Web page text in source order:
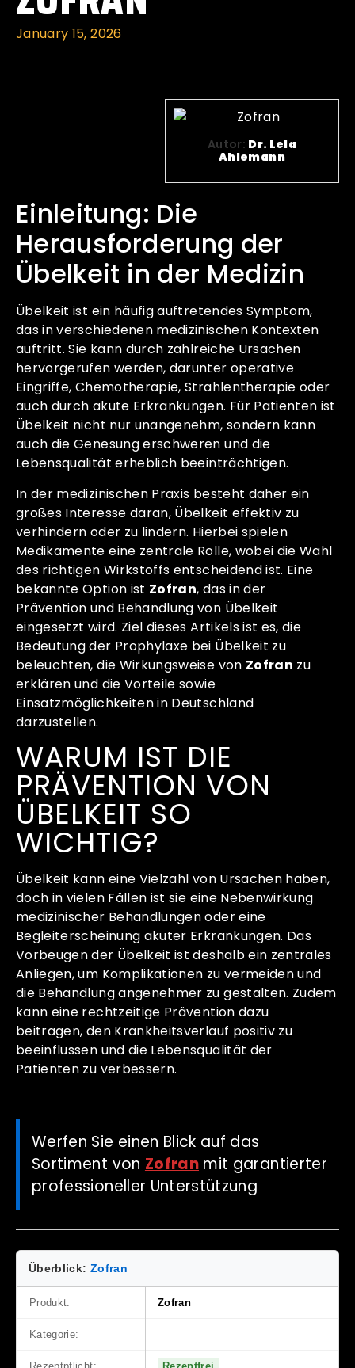
January 15, 2026
Autor: Dr. Lela
Ahlemann
Einleitung: Die
Herausforderung der
Übelkeit in der Medizin
Übelkeit ist ein häufig auftretendes Symptom,
das in verschiedenen medizinischen Kontexten
auftritt. Sie kann durch zahlreiche Ursachen
hervorgerufen werden, darunter operative
Eingriffe, Chemotherapie, Strahlentherapie oder
auch durch akute Erkrankungen. Für Patienten ist
Übelkeit nicht nur unangenehm, sondern kann
auch die Genesung erschweren und die
Lebensqualität erheblich beeinträchtigen.
In der medizinischen Praxis besteht daher ein
großes Interesse daran, Übelkeit effektiv zu
verhindern oder zu lindern. Hierbei spielen
Medikamente eine zentrale Rolle, wobei die Wahl
des richtigen Wirkstoffs entscheidend ist. Eine
bekannte Option ist Zofran, das in der
Prävention und Behandlung von Übelkeit
eingesetzt wird. Ziel dieses Artikels ist es, die
Bedeutung der Prophylaxe bei Übelkeit zu
beleuchten, die Wirkungsweise von Zofran zu
erklären und die Vorteile sowie
Einsatzmöglichkeiten in Deutschland
darzustellen.
WARUM IST DIE
PRÄVENTION VON
ÜBELKEIT SO
WICHTIG?
Übelkeit kann eine Vielzahl von Ursachen haben,
doch in vielen Fällen ist sie eine Nebenwirkung
medizinischer Behandlungen oder eine
Begleiterscheinung akuter Erkrankungen. Das
Vorbeugen der Übelkeit ist deshalb ein zentrales
Anliegen, um Komplikationen zu vermeiden und
die Behandlung angenehmer zu gestalten. Zudem
kann eine rechtzeitige Prävention dazu
beitragen, den Krankheitsverlauf positiv zu
beeinflussen und die Lebensqualität der
Patienten zu verbessern.
Werfen Sie einen Blick auf das
Sortiment von Zofran mit garantierter
professioneller Unterstützung
Überblick: Zofran
Produkt: Zofran
Kategorie: